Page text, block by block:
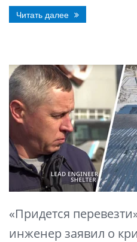
Читать далее
«Придется
инженер заявил о